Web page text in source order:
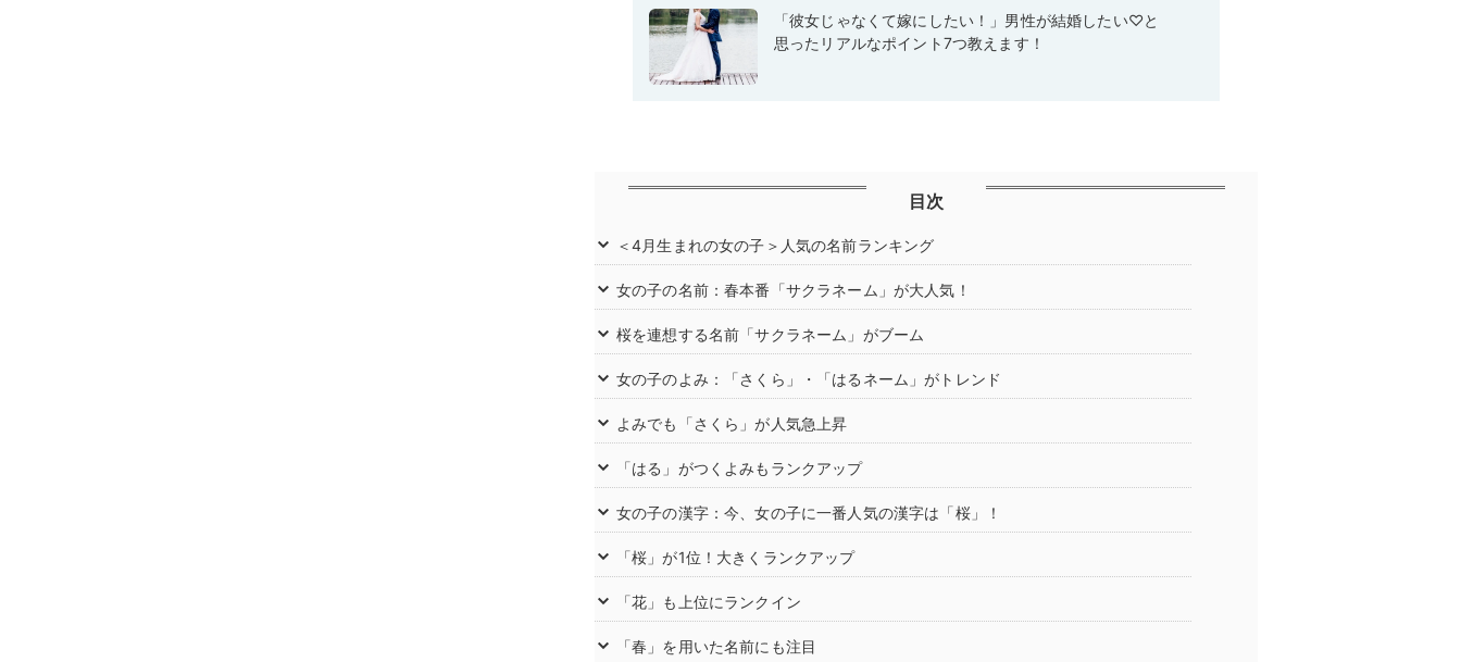
「彼女じゃなくて嫁にしたい！」男性が結婚したい♡と
思ったリアルなポイント7つ教えます！
目次
＜4月生まれの女の子＞人気の名前ランキング
女の子の名前：春本番「サクラネーム」が大人気！
桜を連想する名前「サクラネーム」がブーム
女の子のよみ：「さくら」・「はるネーム」がトレンド
よみでも「さくら」が人気急上昇
「はる」がつくよみもランクアップ
女の子の漢字：今、女の子に一番人気の漢字は「桜」！
「桜」が1位！大きくランクアップ
「花」も上位にランクイン
「春」を用いた名前にも注目